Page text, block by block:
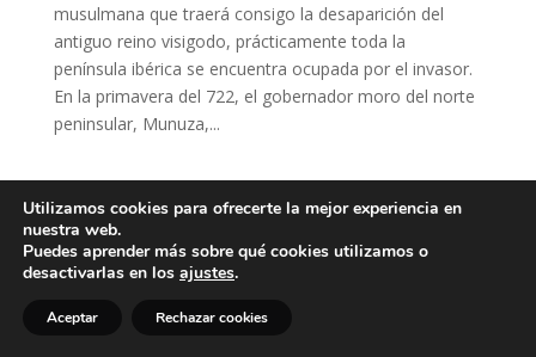
musulmana que traerá consigo la desaparición del
antiguo reino visigodo, prácticamente toda la
península ibérica se encuentra ocupada por el invasor.
En la primavera del 722, el gobernador moro del norte
peninsular, Munuza,...
Utilizamos cookies para ofrecerte la mejor experiencia en
nuestra web.
Puedes aprender más sobre qué cookies utilizamos o
desactivarlas en los ajustes.
Aceptar Rechazar cookies